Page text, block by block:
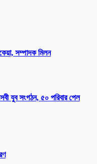
সম্পাদক মিলন
যুব সংগঠন, ৫০ পরিবার পেল